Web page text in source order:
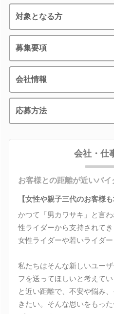
対象となる方
募集要項
会社情報
応募方法
会社・仕
お客様との距離が近いバ
【女性や親子三代のお客様も
かつて「男カワサキ」と言
性ライダーから支持されて
女性ライダーや若いライダー
私たちはそんな新しいユー
フを送ってほしいと考えて
と近い距離で、不安や悩み
きたい。そんな思いをもっ